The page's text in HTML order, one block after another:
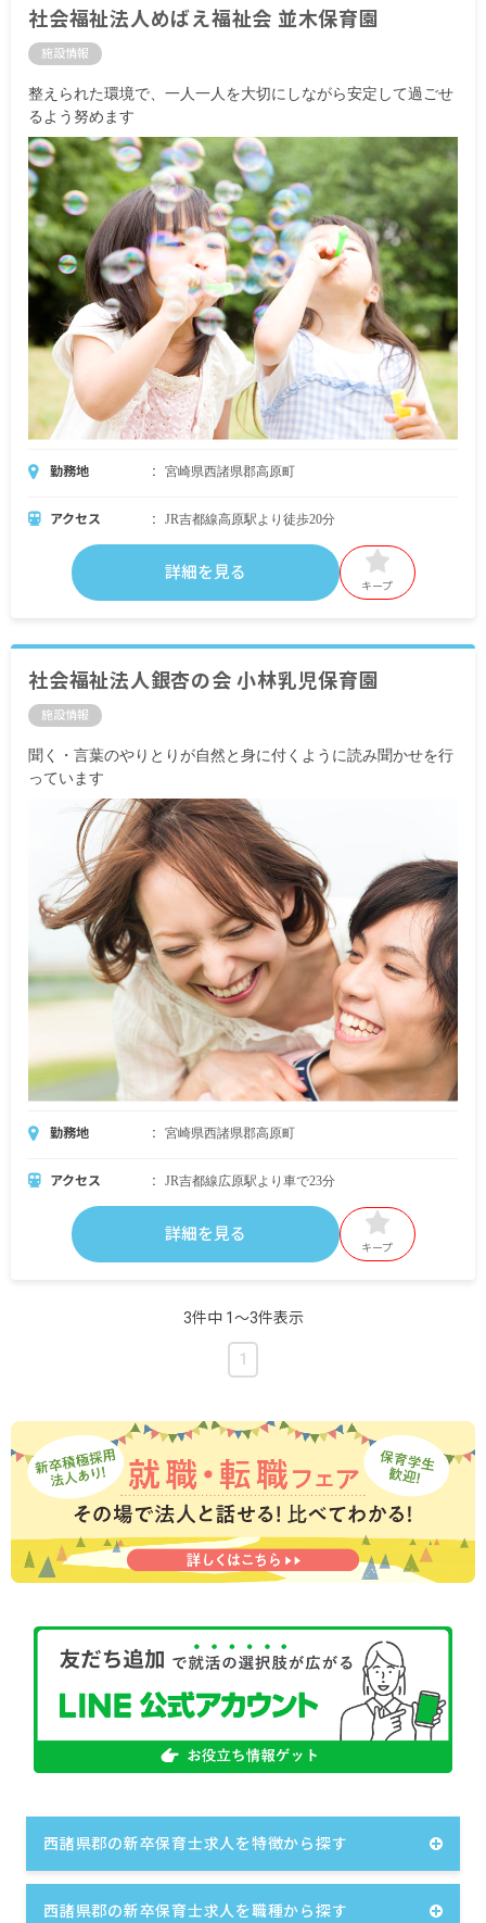
社会福祉法人めばえ福祉会 並木保育園
施設情報
整えられた環境で、一人一人を大切にしながら安定して過ごせ
るよう努めます
勤務地 宮崎県西諸県郡高原町
アクセス JR吉都線高原駅より徒歩20分
詳細を見る
キープ
社会福祉法人銀杏の会 小林乳児保育園
施設情報
聞く・言葉のやりとりが自然と身に付くように読み聞かせを行
っています
勤務地 宮崎県西諸県郡高原町
アクセス JR吉都線広原駅より車で23分
詳細を見る
キープ
3件中 1〜3件表示
1
西諸県郡の新卒保育士求人を特徴から探す
西諸県郡の新卒保育士求人を職種から探す